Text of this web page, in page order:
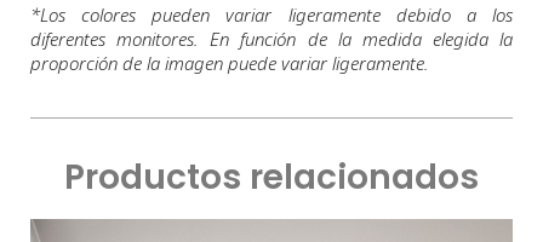
*Los colores pueden variar ligeramente debido a los
diferentes monitores. En función de la medida elegida la
proporción de la imagen puede variar ligeramente.
Productos relacionados